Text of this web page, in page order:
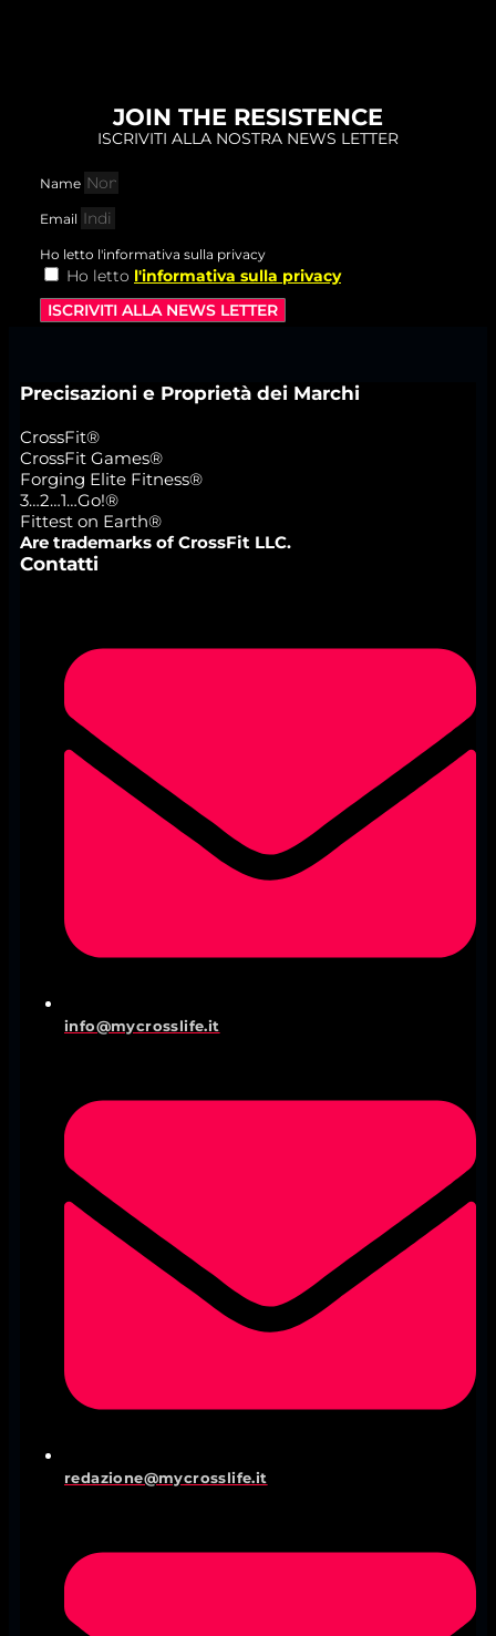
JOIN THE RESISTENCE
ISCRIVITI ALLA NOSTRA NEWS LETTER
Name
Email
Ho letto l'informativa sulla privacy
Ho letto l'informativa sulla privacy
ISCRIVITI ALLA NEWS LETTER
Precisazioni e Proprietà dei Marchi
CrossFit®
CrossFit Games®
Forging Elite Fitness®
3…2…1…Go!®
Fittest on Earth®
Are trademarks of CrossFit LLC.
Contatti
info@mycrosslife.it
redazione@mycrosslife.it